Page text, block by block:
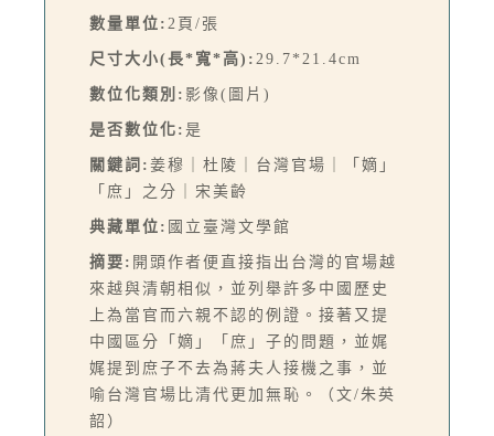
數量單位: 2頁/張
尺寸大小(長*寬*高): 29.7*21.4cm
數位化類別: 影像(圖片)
是否數位化: 是
關鍵詞: 姜穆｜杜陵｜台灣官場｜「嫡」
「庶」之分｜宋美齡
典藏單位: 國立臺灣文學館
摘要: 開頭作者便直接指出台灣的官場越
來越與清朝相似，並列舉許多中國歷史
上為當官而六親不認的例證。接著又提
中國區分「嫡」「庶」子的問題，並娓
娓提到庶子不去為蔣夫人接機之事，並
喻台灣官場比清代更加無恥。（文/朱英
韶）